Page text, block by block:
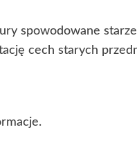
spowodowane
cech starych